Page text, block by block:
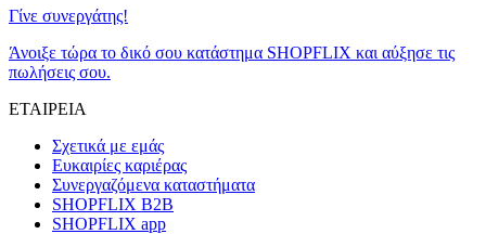
Γίνε συνεργάτης!
Άνοιξε τώρα το δικό σου κατάστημα SHOPFLIX και αύξησε τις
πωλήσεις σου.
ΕΤΑΙΡΕΙΑ
Σχετικά με εμάς
Ευκαιρίες καριέρας
Συνεργαζόμενα καταστήματα
SHOPFLIX B2B
SHOPFLIX app